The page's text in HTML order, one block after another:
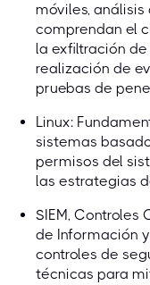
móviles,
comprendan el
la exfiltración
realización de
pruebas de
Linux:
sistemas
permisos del
las estrategias
SIEM,
de Información
controles de
técnicas para